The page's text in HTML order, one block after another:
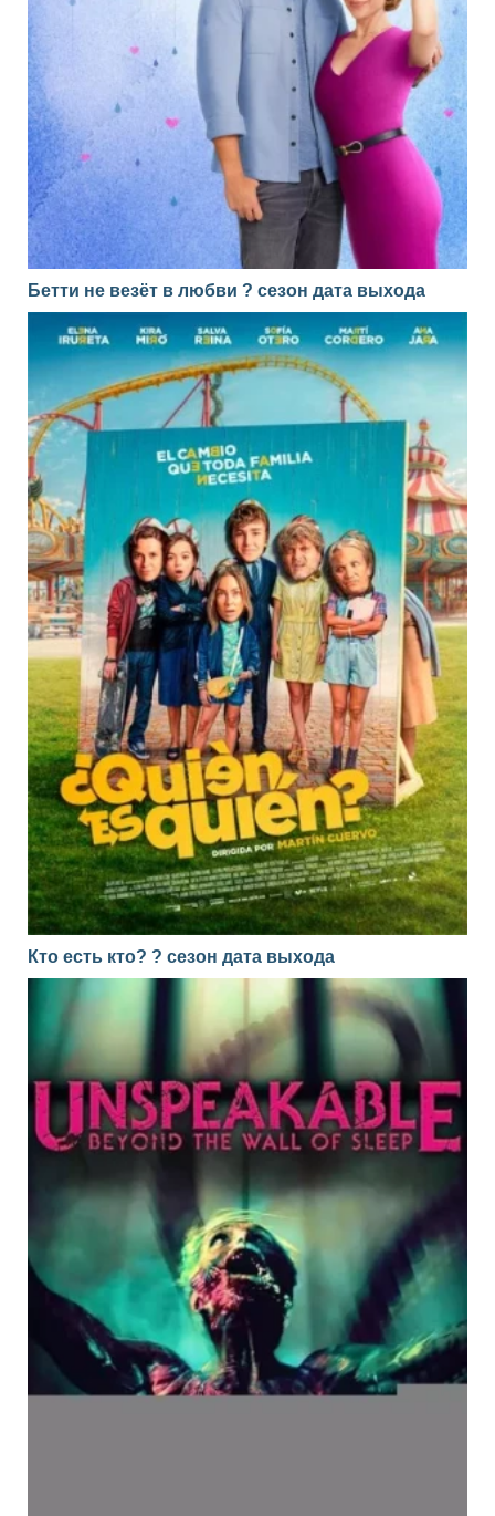
Бетти не везёт в любви ? сезон дата выхода
Кто есть кто? ? сезон дата выхода